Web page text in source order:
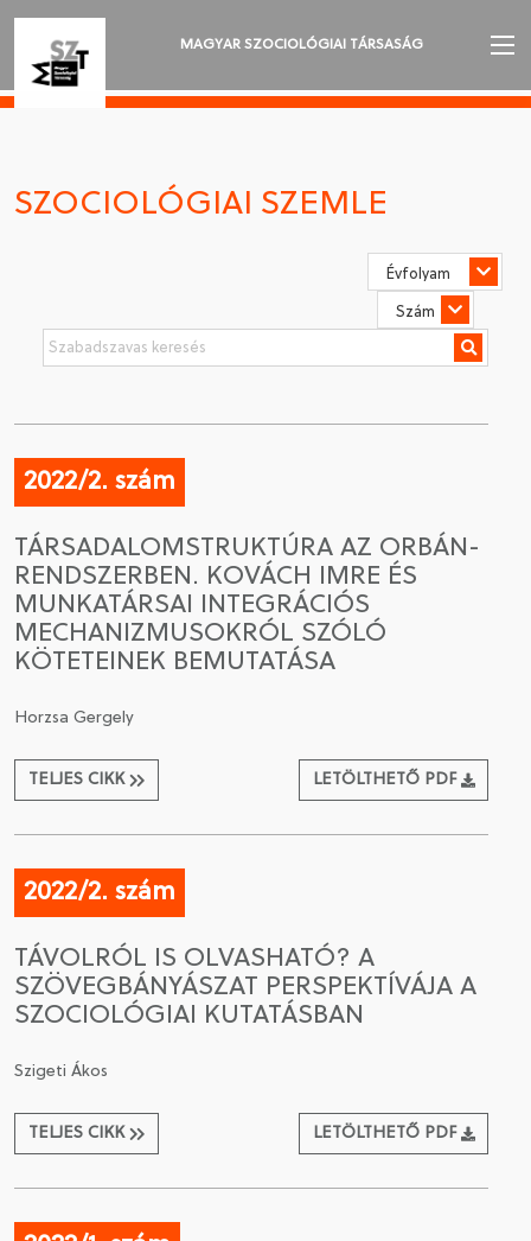
MAGYAR SZOCIOLÓGIAI TÁRSASÁG
SZOCIOLÓGIAI SZEMLE
CSATLAKOZÁS A TÁRSASÁGHOZ / MEGÚJÍTOM A
TAGSÁGOMAT
SZOCIOLÓGIAI SZEMLE
2022/2. szám
TÁRSADALOMSTRUKTÚRA AZ ORBÁN-
RENDSZERBEN. KOVÁCH IMRE ÉS
MUNKATÁRSAI INTEGRÁCIÓS
MECHANIZMUSOKRÓL SZÓLÓ
KÖTETEINEK BEMUTATÁSA
Horzsa Gergely
TELJES CIKK LETÖLTHETŐ PDF
2022/2. szám
TÁVOLRÓL IS OLVASHATÓ? A
SZÖVEGBÁNYÁSZAT PERSPEKTÍVÁJA A
SZOCIOLÓGIAI KUTATÁSBAN
Szigeti Ákos
TELJES CIKK LETÖLTHETŐ PDF